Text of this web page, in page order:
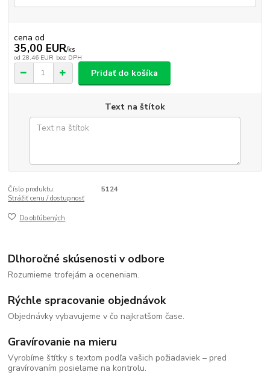
cena od
35,00 EUR/ks
od 28,46 EUR bez DPH
Pridať do košíka
Text na štítok
Číslo produktu:
5124
Strážiť cenu / dostupnosť
Do obľúbených
Dlhoročné skúsenosti v odbore
Rozumieme trofejám a oceneniam.
Rýchle spracovanie objednávok
Objednávky vybavujeme v čo najkratšom čase.
Gravírovanie na mieru
Vyrobíme štítky s textom podľa vašich požiadaviek – pred
gravírovaním posielame na kontrolu.